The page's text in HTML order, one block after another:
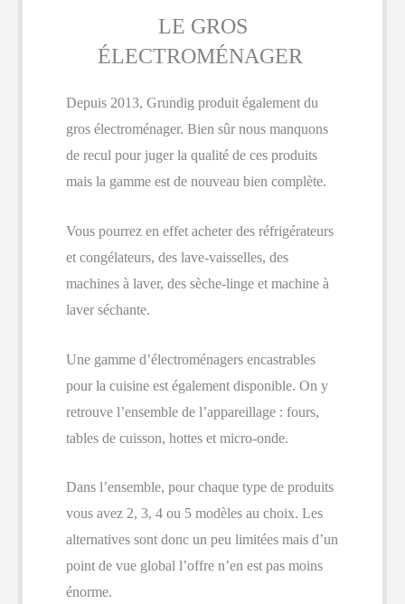
LE GROS
ÉLECTROMÉNAGER
Depuis 2013, Grundig produit également du
gros électroménager. Bien sûr nous manquons
de recul pour juger la qualité de ces produits
mais la gamme est de nouveau bien complète.
Vous pourrez en effet acheter des réfrigérateurs
et congélateurs, des lave-vaisselles, des
machines à laver, des sèche-linge et machine à
laver séchante.
Une gamme d’électroménagers encastrables
pour la cuisine est également disponible. On y
retrouve l’ensemble de l’appareillage : fours,
tables de cuisson, hottes et micro-onde.
Dans l’ensemble, pour chaque type de produits
vous avez 2, 3, 4 ou 5 modèles au choix. Les
alternatives sont donc un peu limitées mais d’un
point de vue global l’offre n’en est pas moins
énorme.